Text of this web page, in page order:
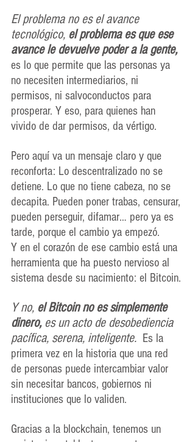
El problema no es el avance
tecnológico, el problema es que ese
avance le devuelve poder a la gente,
es lo que permite que las personas ya
no necesiten intermediarios, ni
permisos, ni salvoconductos para
prosperar. Y eso, para quienes han
vivido de dar permisos, da vértigo.
Pero aquí va un mensaje claro y que
reconforta: Lo descentralizado no se
detiene. Lo que no tiene cabeza, no se
decapita. Pueden poner trabas, censurar,
pueden perseguir, difamar… pero ya es
tarde, porque el cambio ya empezó.
Y en el corazón de ese cambio está una
herramienta que ha puesto nervioso al
sistema desde su nacimiento: el Bitcoin.
Y no, el Bitcoin no es simplemente
dinero, es un acto de desobediencia
pacífica, serena, inteligente. Es la
primera vez en la historia que una red
de personas puede intercambiar valor
sin necesitar bancos, gobiernos ni
instituciones que lo validen.
Gracias a la blockchain, tenemos un